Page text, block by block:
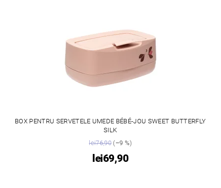
BOX PENTRU SERVETELE UMEDE BÉBÉ-JOU SWEET BUTTERFLY
SILK
lei76,90(–9 %)
lei69,90